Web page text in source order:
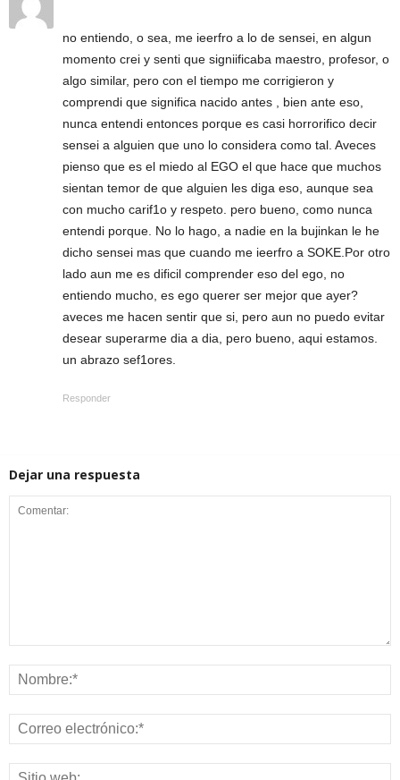
no entiendo, o sea, me ieerfro a lo de sensei, en algun
momento crei y senti que signiificaba maestro, profesor, o
algo similar, pero con el tiempo me corrigieron y
comprendi que significa nacido antes , bien ante eso,
nunca entendi entonces porque es casi horrorifico decir
sensei a alguien que uno lo considera como tal. Aveces
pienso que es el miedo al EGO el que hace que muchos
sientan temor de que alguien les diga eso, aunque sea
con mucho carif1o y respeto. pero bueno, como nunca
entendi porque. No lo hago, a nadie en la bujinkan le he
dicho sensei mas que cuando me ieerfro a SOKE.Por otro
lado aun me es dificil comprender eso del ego, no
entiendo mucho, es ego querer ser mejor que ayer?
aveces me hacen sentir que si, pero aun no puedo evitar
desear superarme dia a dia, pero bueno, aqui estamos.
un abrazo sef1ores.
Responder
Dejar una respuesta